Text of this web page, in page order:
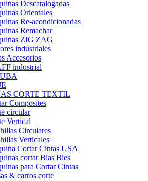
Descatalogadas
Orientales
Re-acondicionadas
Remachar
ZIG ZAG
industriales
Accesorios
industrial
CORTE TEXTIL
Composites
circular
Vertical
Circulares
Verticales
Cortar Cintas USA
cortar Bias Bies
para Cortar Cintas
& carros corte